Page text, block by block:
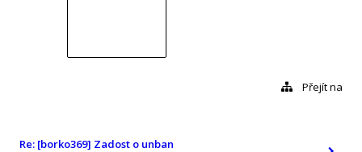
Přejít na
Re: [borko369] Zadost o unban